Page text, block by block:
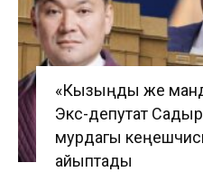
«Кызыңды же
Экс-депутат
мурдагы
айыптады